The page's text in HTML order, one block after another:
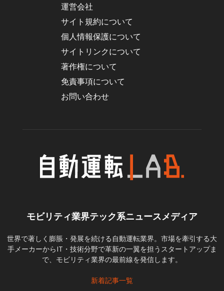
運営会社
サイト規約について
個人情報保護について
サイトリンクについて
著作権について
免責事項について
お問い合わせ
モビリティ業界テック系ニュースメディア
世界で著しく膨脹・発展を続ける自動運転業界。市場を牽引する大
手メーカーからIT・技術分野で革新の一翼を担うスタートアップま
で、モビリティ業界の最前線を発信します。
新着記事一覧